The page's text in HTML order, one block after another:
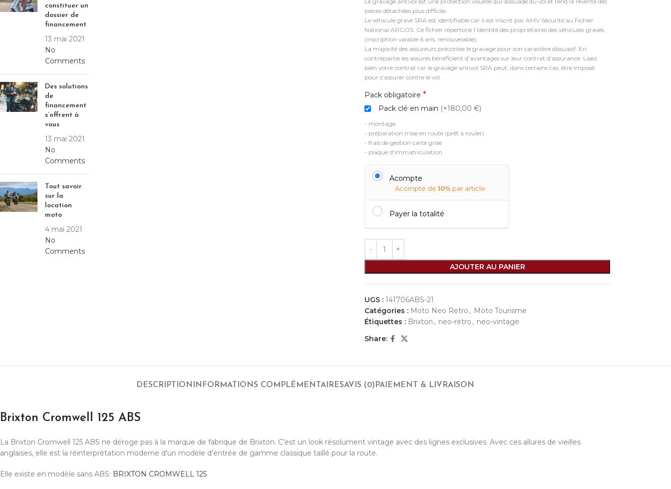
constituer un
dossier de
financement
13 mai 2021
No
Comments
Des solutions
de
financement
s’offrent à
vous
13 mai 2021
No
Comments
Tout savoir
sur la
location
moto
4 mai 2021
No
Comments
pièces détachées plus difficile.
Le véhicule gravé SRA est identifiable car il est inscrit par AMV Sécurité au Fichier
National ARGOS. Ce fichier répertorie l’identité des propriétaires des véhicules gravés
(inscription valable 6 ans, renouvelable).
La majorité des assureurs préconise le gravage pour son caractère dissuasif. En
contrepartie les assurés bénéficient d’avantages sur leur contrat d’assurance. Lisez
bien votre contrat car le gravage antivol SRA peut, dans certains cas, être imposé
pour s’assurer contre le vol.
Pack obligatoire *
Pack clé en main (+180,00 €)
- montage
- préparation mise en route (prêt à rouler)
- frais de gestion carte grise
- plaque d'immatriculation
Acompte
Acompte de10% par article
Payer la totalité
AJOUTER AU PANIER
UGS :141706ABS-21
Catégories : Moto Neo Retro , Moto Tourisme
Étiquettes : Brixton , neo-retro , neo-vintage
Share:
DESCRIPTION INFORMATIONS COMPLÉMENTAIRESAVIS (0) PAIEMENT & LIVRAISON
Brixton Cromwell 125 ABS
La Brixton Cromwell 125 ABS ne déroge pas à la marque de fabrique de Brixton. C’est un look résolument vintage avec des lignes exclusives. Avec ces allures de vieilles
anglaises, elle est la réinterprétation moderne d’un modèle d’entrée de gamme classique taillé pour la route.
Elle existe en modèle sans ABS: BRIXTON CROMWELL 125